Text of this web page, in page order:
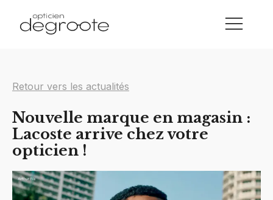
Retour vers les actualités
Nouvelle marque en magasin :
Lacoste arrive chez votre
opticien !